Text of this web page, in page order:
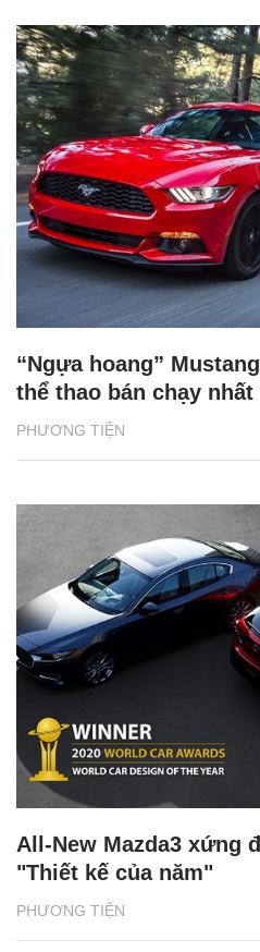
PHƯƠNG TIỆN
“Ngựa hoang”
thể thao bán chạy
PHƯƠNG TIỆN
All-New Mazda3 xứng
"Thiết kế của năm"